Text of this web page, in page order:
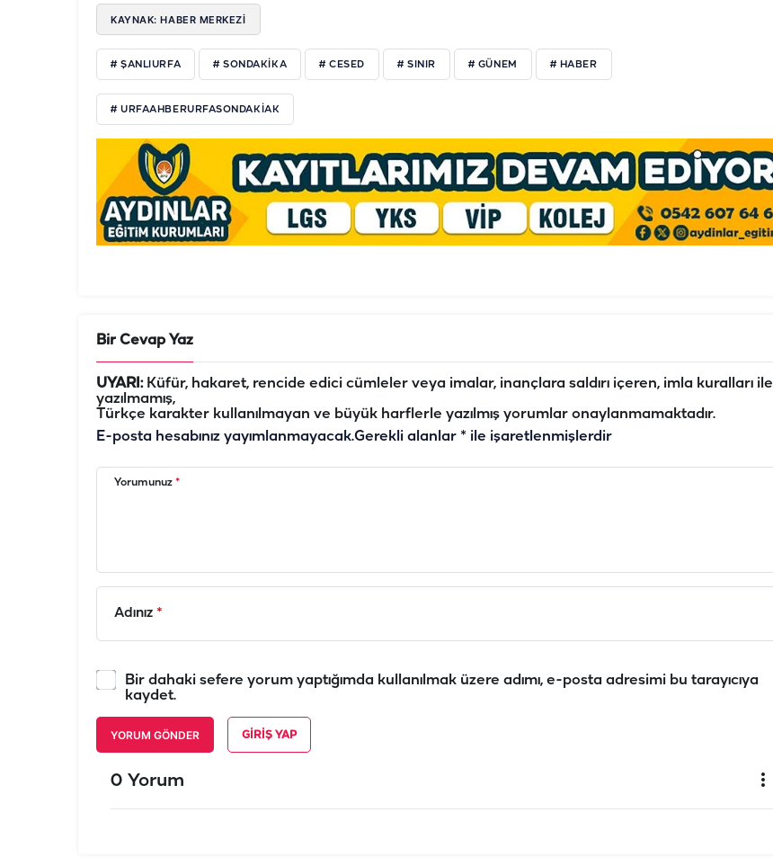
KAYNAK: HABER MERKEZİ
# ŞANLIURFA # SONDAKIKA # CESED # SINIR # GÜNEM # HABER
# URFAAHBERURFASONDAKIAK
Bir Cevap Yaz
UYARI:Küfür, hakaret, rencide edici cümleler veya imalar, inançlara saldırı içeren, imla kuralları ile
yazılmamış,
Türkçe karakter kullanılmayan ve büyük harflerle yazılmış yorumlar onaylanmamaktadır.
E-posta hesabınız yayımlanmayacak.Gerekli alanlar * ile işaretlenmişlerdir
Yorumunuz *
Adınız *
Bir dahaki sefere yorum yaptığımda kullanılmak üzere adımı, e-posta adresimi bu tarayıcıya
kaydet.
YORUM GÖNDER GIRIŞ YAP
0 Yorum